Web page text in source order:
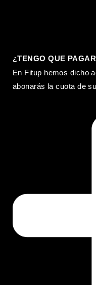
¿TENGO QUE
En Fitup hemos dicho
abonarás la cuota de